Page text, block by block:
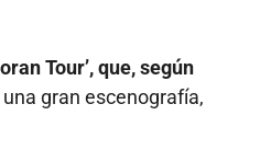
Tour’, que, según
gran escenografía,